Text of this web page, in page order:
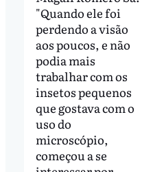
"Quando ele foi
perdendo a visão
aos poucos, e não
podia mais
trabalhar com os
insetos pequenos
que gostava com o
uso do
microscópio,
começou a se